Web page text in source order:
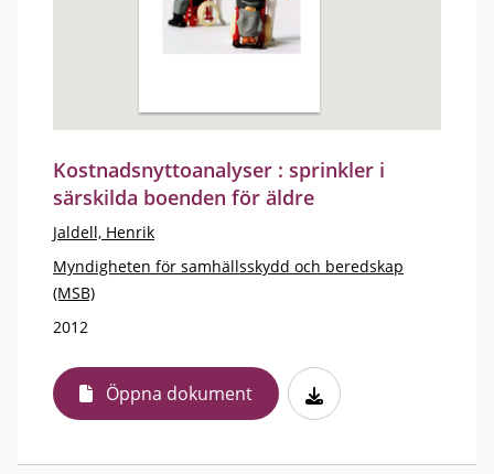
Kostnadsnyttoanalyser : sprinkler i
särskilda boenden för äldre
Jaldell, Henrik
Myndigheten för samhällsskydd och beredskap
(MSB)
2012
Öppna dokument